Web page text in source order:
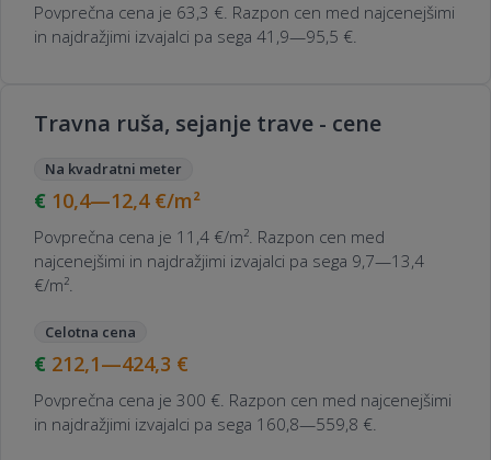
Povprečna cena je 63,3 €. Razpon cen med najcenejšimi
in najdražjimi izvajalci pa sega 41,9—95,5 €.
Travna ruša, sejanje trave - cene
Na kvadratni meter
10,4—12,4 €/m²
Povprečna cena je 11,4 €/m². Razpon cen med
najcenejšimi in najdražjimi izvajalci pa sega 9,7—13,4
€/m².
Celotna cena
212,1—424,3 €
Povprečna cena je 300 €. Razpon cen med najcenejšimi
in najdražjimi izvajalci pa sega 160,8—559,8 €.